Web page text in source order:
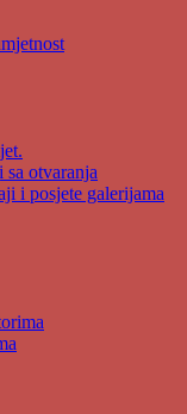
otvaranja
i posjete galerijama